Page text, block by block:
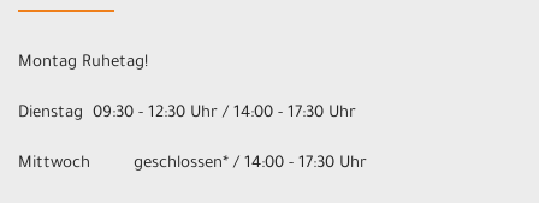
Montag Ruhetag!
Dienstag 09:30 - 12:30 Uhr / 14:00 - 17:30 Uhr
Mittwoch geschlossen* / 14:00 - 17:30 Uhr